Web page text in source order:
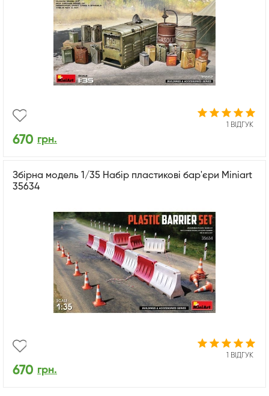
1 ВІДГУК
670 грн.
Збірна модель 1/35 Набір пластикові бар'єри Miniart
35634
1 ВІДГУК
670 грн.